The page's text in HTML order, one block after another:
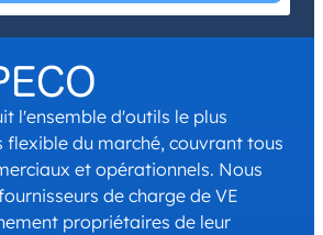
with thePrivacy PolicyandTerms and
l'ensemble d'outils le plus
flexible du marché, couvrant tous
et opérationnels. Nous
de charge de VE
propriétaires de leur